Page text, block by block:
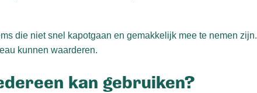
die niet snel kapotgaan en gemakkelijk mee te nemen zijn.
kunnen waarderen.
kan gebruiken?